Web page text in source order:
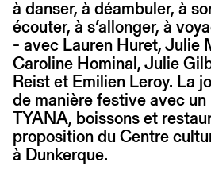
à danser, à déambuler, à
écouter, à s’allonger, à
- avec Lauren Huret, Julie
Caroline Hominal, Julie
Reist et Emilien Leroy. La
de manière festive avec
TYANA, boissons et
proposition du Centre
à Dunkerque.